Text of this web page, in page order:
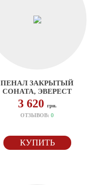
ПЕНАЛ ЗАКРЫТЫЙ
СОНАТА, ЭВЕРЕСТ
3 620 грн.
ОТЗЫВОВ:0
КУПИТЬ